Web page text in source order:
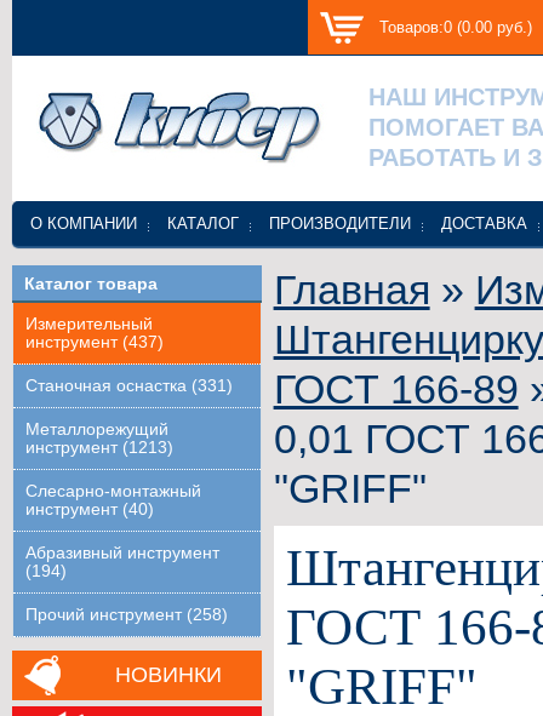
Товаров:0 (0.00 руб.)
НАШ
ПОМОГАЕТ
РАБОТАТЬ И
О КОМПАНИИ КАТАЛОГ ПРОИЗВОДИТЕЛИ ДОСТАВКА
Каталог товара
Измерительный
инструмент (437)
Станочная оснастка (331)
Металлорежущий
инструмент (1213)
Слесарно-монтажный
инструмент (40)
Абразивный инструмент
(194)
Прочий инструмент (258)
НОВИНКИ
Главная »
ГОСТ 166-89
0,01 ГОСТ
"GRIFF"
ГОСТ 166-
"GRIFF"